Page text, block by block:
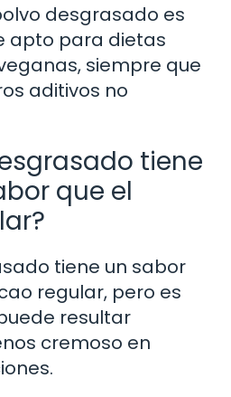
desgrasado es
apto para dietas
siempre que
aditivos no
tiene
que el
tiene un sabor
regular, pero es
resultar
cremoso en